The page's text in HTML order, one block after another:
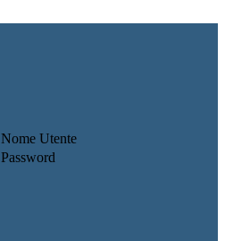
Nome Utente
Password